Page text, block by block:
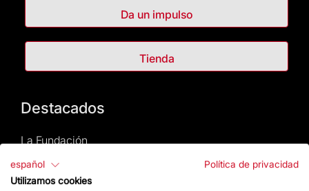
Da un impulso
Tienda
Destacados
La Fundación
Preguntas frecuentes
español
Política de privacidad
Utilizamos cookies